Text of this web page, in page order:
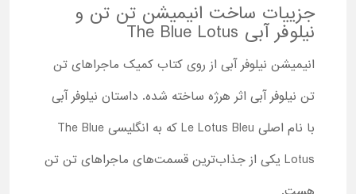
جزییات ساخت انیمیشن تن تن و
نیلوفر آبی The Blue Lotus
انیمیشن نیلوفر آبی از روی کتاب کمیک ماجراهای تن
تن نیلوفر آبی اثر هرژه ساخته شده. داستان نیلوفر آبی
با نام اصلی Le Lotus Bleu که به انگلیسی The Blue
Lotus یکی از جذاب‌ترین قسمت‌های ماجراهای تن تن